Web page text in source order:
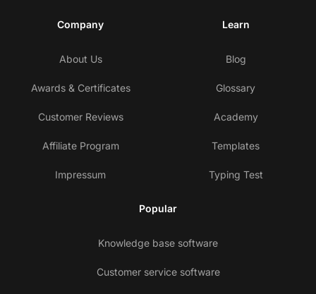
Company
About Us
Awards & Certificates
Customer Reviews
Affiliate Program
Impressum
Learn
Blog
Glossary
Academy
Templates
Typing Test
Popular
Knowledge base software
Customer service software